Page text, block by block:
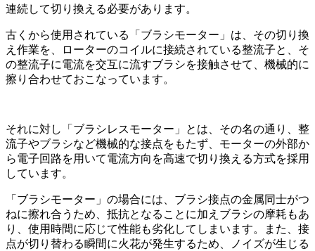
連続して切り換える必要があります。
古くから使用されている「ブラシモーター」は、その切り換
え作業を、ローターのコイルに接続されている整流子と、そ
の整流子に電流を交互に流すブラシを接触させて、機械的に
擦り合わせておこなっています。
それに対し「ブラシレスモーター」とは、その名の通り、整
流子やブラシなど機械的な接点をもたず、モーターの外部か
ら電子回路を用いて電流方向を高速で切り換える方式を採用
しています。
「ブラシモーター」の場合には、ブラシ接点の金属同士がつ
ねに擦れ合うため、抵抗となることに加えブラシの摩耗もあ
り、使用時間に応じて性能も劣化してしまいます。また、接
点が切り替わる瞬間に火花が発生するため、ノイズが生じる